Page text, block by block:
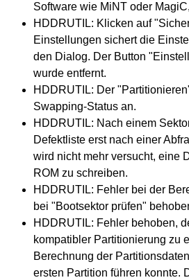
Software wie MiNT oder
HDDRUTIL: Klicken auf
Einstellungen sichert die
den Dialog. Der Button
wurde entfernt.
HDDRUTIL: Der
Swapping-Status an.
HDDRUTIL: Nach einem
Defektliste erst nach einer
wird nicht mehr versucht, eine
ROM zu schreiben.
HDDRUTIL: Fehler bei der
bei "Bootsektor prüfen"
HDDRUTIL: Fehler behoben,
kompatibler Partitionierung zu
Berechnung der
ersten Partition führen konnte.